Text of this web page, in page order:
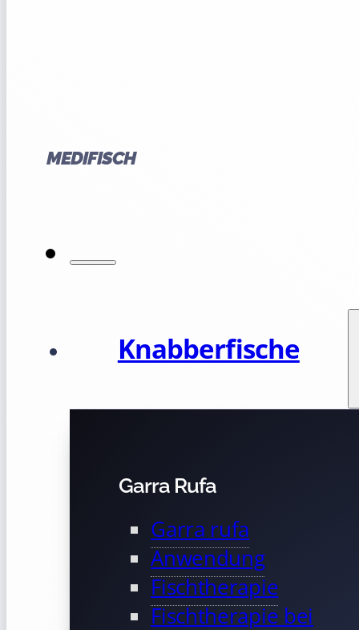
MEDIFISCH
Knabberfische
Garra Rufa
Garra rufa
Anwendung
Fischtherapie
Fischtherapie bei